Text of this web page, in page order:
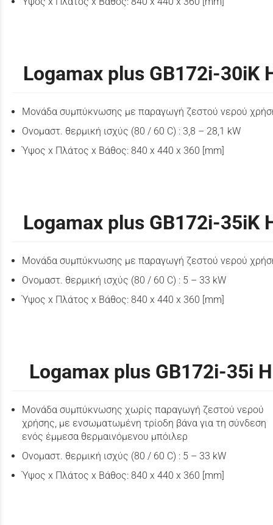
Logamax plus GB172i-30iK
Μονάδα συμπύκνωσης με παραγωγή ζεστού νερού
Ονομαστ. θερμική ισχύς (80 / 60 C) : 3,8 – 28,1 kW
Ύψος x Πλάτος x Βάθος: 840 x 440 x 360 [mm]
Logamax plus GB172i-35iK
Μονάδα συμπύκνωσης με παραγωγή ζεστού νερού
Ονομαστ. θερμική ισχύς (80 / 60 C) : 5 – 33 kW
Ύψος x Πλάτος x Βάθος: 840 x 440 x 360 [mm]
Logamax plus GB172i-35i H
Μονάδα συμπύκνωσης χωρίς παραγωγή ζεστού νερού
χρήσης, με ενσωματωμένη τρίοδη βάνα για τη σύνδεση
ενός έμμεσα θερμαινόμενου μπόιλερ
Ονομαστ. θερμική ισχύς (80 / 60 C) : 5 – 33 kW
Ύψος x Πλάτος x Βάθος: 840 x 440 x 360 [mm]